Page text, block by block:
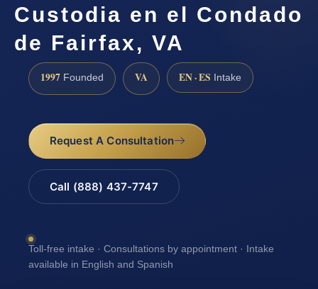
Custodia en el Condado
de Fairfax, VA
1997 Founded VA EN · ES Intake
Request A Consultation
Call (888) 437-7747
Toll-free intake · Consultations by appointment · Intake
available in English and Spanish